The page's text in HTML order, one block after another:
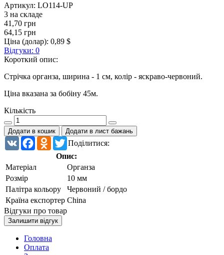
Артикул: LO114-UP
3 на складе
41,70 грн
64,15 грн
Ціна (долар): 0,89 $
Відгуки: 0
Короткий опис:
Стрічка органза, ширина - 1 см, колір - яскраво-червоний.
Ціна вказана за бобіну 45м.
Кількість
Додати в кошик Додати в лист бажань
Поділитися:
VK FacebookOdnoklassniki
Twitter
Опис:
Матеріал
Органза
Розмір
10 мм
Палітра кольору
Червоний / бордо
Країна експортер China
Відгуки про товар
Залишити відгук
Головна
Оплата